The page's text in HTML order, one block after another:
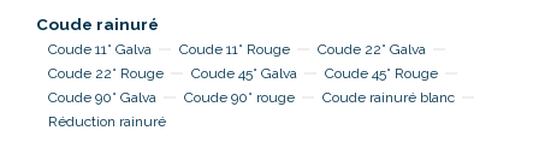
Coude rainuré
Coude 11° Galva Coude 11° Rouge
Coude 22° Galva
Coude 22° Rouge
Coude 45° Galva
Coude 45° Rouge
Coude 90° Galva
Coude 90° rouge
Coude rainuré blanc
Réduction rainuré